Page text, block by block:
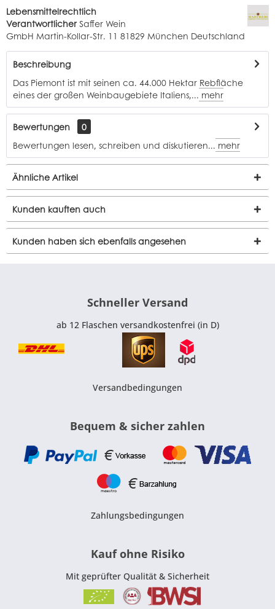
Lebensmittelrechtlich
VerantwortlicherSaffer Wein
GmbH Martin-Kollar-Str. 11 81829 München Deutschland
Beschreibung
Das Piemont ist mit seinen ca. 44.000 Hektar Rebfläche
eines der großen Weinbaugebiete Italiens,... mehr
Bewertungen
0
Bewertungen lesen, schreiben und diskutieren... mehr
Ähnliche Artikel
Kunden kauften auch
Kunden haben sich ebenfalls angesehen
Schneller Versand
ab 12 Flaschen versandkostenfrei (in D)
Versandbedingungen
Bequem & sicher zahlen
Zahlungsbedingungen
Kauf ohne Risiko
Mit geprüfter Qualität & Sicherheit